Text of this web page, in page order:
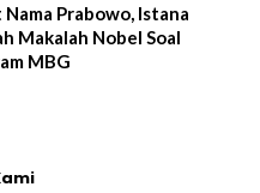
Prabowo, Istana
Makalah Nobel Soal
MBG